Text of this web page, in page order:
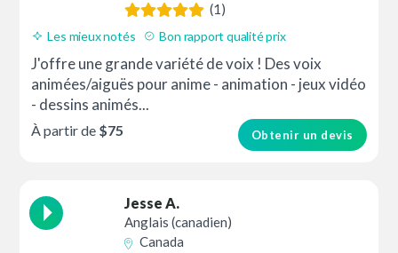
(1)
Les mieux notés Bon rapport qualité prix
J'offre une grande variété de voix ! Des voix
animées/aiguës pour anime - animation - jeux vidéo
- dessins animés...
Obtenir un devis
À partir de $75
Jesse A.
Anglais (canadien)
Canada